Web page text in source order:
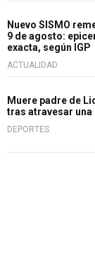
Nuevo SISMO
9 de agosto:
exacta, según IGP
ACTUALIDAD
Muere padre de
tras atravesar
DEPORTES